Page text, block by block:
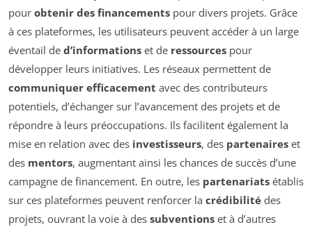
pour obtenir des financements pour divers projets. Grâce
à ces plateformes, les utilisateurs peuvent accéder à un large
éventail de d’informations et de ressources pour
développer leurs initiatives. Les réseaux permettent de
communiquer efficacement avec des contributeurs
potentiels, d’échanger sur l’avancement des projets et de
répondre à leurs préoccupations. Ils facilitent également la
mise en relation avec des investisseurs, des partenaires et
des mentors, augmentant ainsi les chances de succès d’une
campagne de financement. En outre, les partenariats établis
sur ces plateformes peuvent renforcer la crédibilité des
projets, ouvrant la voie à des subventions et à d’autres